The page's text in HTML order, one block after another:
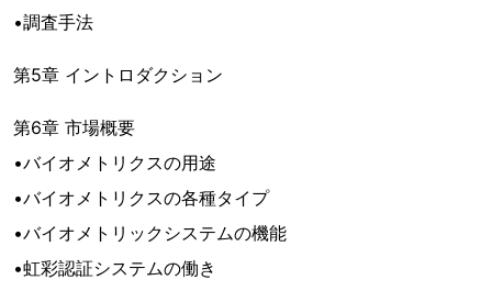
•調査手法
第5章 イントロダクション
第6章 市場概要
•バイオメトリクスの用途
•バイオメトリクスの各種タイプ
•バイオメトリックシステムの機能
•虹彩認証システムの働き